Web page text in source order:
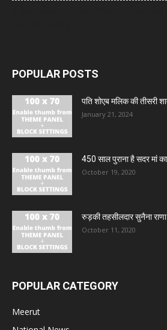
POPULAR POSTS
पति शोएब मलिक की तीसरी
January 21, 2024
450 साल पुराना है सदर मां
October 19, 2020
रुड़की तहसीलदार सुनैना
October 11, 2020
POPULAR CATEGORY
Meerut